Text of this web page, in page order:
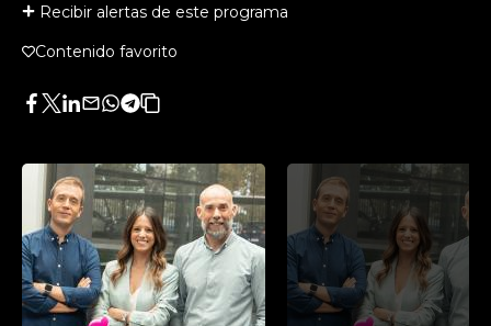
Recibir alertas de este programa
Contenido favorito
Facebook
Twitter
LinkedIn
Enviar
Whatsapp
Telegram
Copiar
artículo